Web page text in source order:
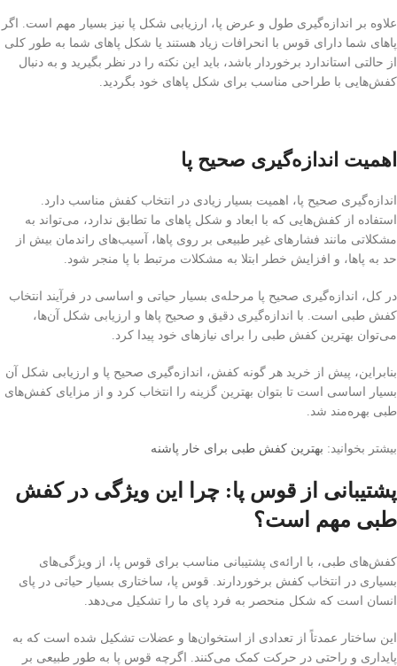
علاوه بر اندازه‌گیری طول و عرض پا، ارزیابی شکل پا نیز بسیار مهم است. اگر
پاهای شما دارای قوس با انحرافات زیاد هستند یا شکل پاهای شما به طور کلی
از حالتی استاندارد برخوردار باشد، باید این نکته را در نظر بگیرید و به دنبال
کفش‌هایی با طراحی مناسب برای شکل پاهای خود بگردید.
اهمیت اندازه‌گیری صحیح پا
اندازه‌گیری صحیح پا، اهمیت بسیار زیادی در انتخاب کفش مناسب دارد.
استفاده از کفش‌هایی که با ابعاد و شکل پاهای ما تطابق ندارد، می‌تواند به
مشکلاتی مانند فشارهای غیر طبیعی بر روی پاها، آسیب‌های راندمان بیش از
حد به پاها، و افزایش خطر ابتلا به مشکلات مرتبط با پا منجر شود.
در کل، اندازه‌گیری صحیح پا مرحله‌ی بسیار حیاتی و اساسی در فرآیند انتخاب
کفش طبی است. با اندازه‌گیری دقیق و صحیح پاها و ارزیابی شکل آن‌ها،
می‌توان بهترین کفش طبی را برای نیازهای خود پیدا کرد.
بنابراین، پیش از خرید هر گونه کفش، اندازه‌گیری صحیح پا و ارزیابی شکل آن
بسیار اساسی است تا بتوان بهترین گزینه را انتخاب کرد و از مزایای کفش‌های
طبی بهره‌مند شد.
بیشتر بخوانید: بهترین کفش طبی برای خار پاشنه
پشتیبانی از قوس پا: چرا این ویژگی در کفش
طبی مهم است؟
کفش‌های طبی، با ارائه‌ی پشتیبانی مناسب برای قوس پا، از ویژگی‌های
بسیاری در انتخاب کفش برخوردارند. قوس پا، ساختاری بسیار حیاتی در پای
انسان است که شکل منحصر به فرد پای ما را تشکیل می‌دهد.
این ساختار عمدتاً از تعدادی از استخوان‌ها و عضلات تشکیل شده است که به
پایداری و راحتی در حرکت کمک می‌کنند. اگرچه قوس پا به طور طبیعی بر